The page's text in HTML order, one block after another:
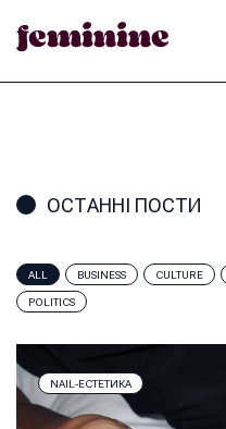
ОСТАННІ ПОСТИ
ALL BUSINESS CULTURE
POLITICS
NAIL-ЕСТЕТИКА